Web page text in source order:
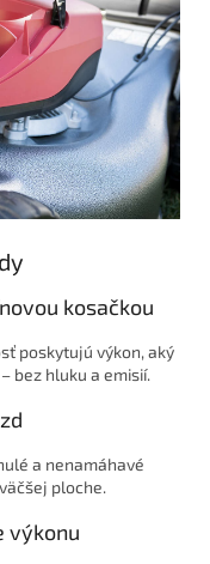
kosačkou
poskytujú výkon, aký
bez hluku a emisií.
a nenamáhavé
ploche.
výkonu